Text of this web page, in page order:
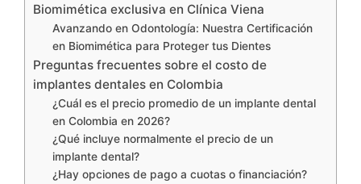
Biomimética exclusiva en Clínica Viena
Avanzando en Odontología: Nuestra Certificación
en Biomimética para Proteger tus Dientes
Preguntas frecuentes sobre el costo de
implantes dentales en Colombia
¿Cuál es el precio promedio de un implante dental
en Colombia en 2026?
¿Qué incluye normalmente el precio de un
implante dental?
¿Hay opciones de pago a cuotas o financiación?